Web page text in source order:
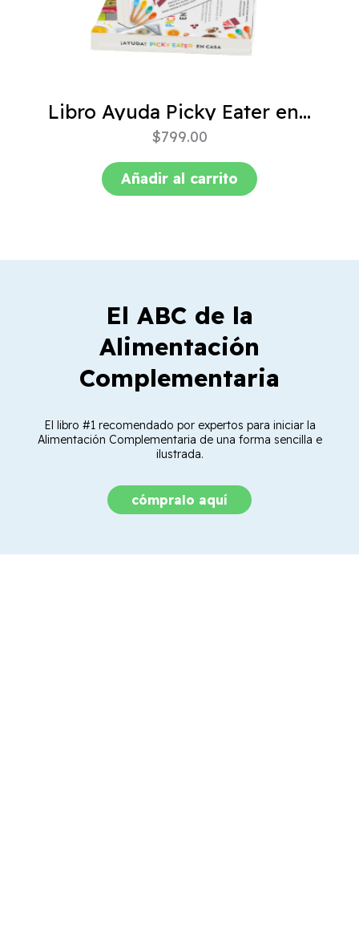
Libro Ayuda Picky Eater en casa
$799.00
Añadir al carrito
El ABC de la
Alimentación
Complementaria
El libro #1 recomendado por expertos para iniciar la
Alimentación Complementaria de una forma sencilla e
ilustrada.
cómpralo aquí